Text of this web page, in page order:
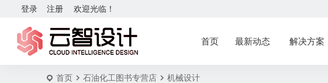
欢迎光临！
登录 注册
首页 最新动态 解决方案
首页 石油化工图书专营店 机械设计